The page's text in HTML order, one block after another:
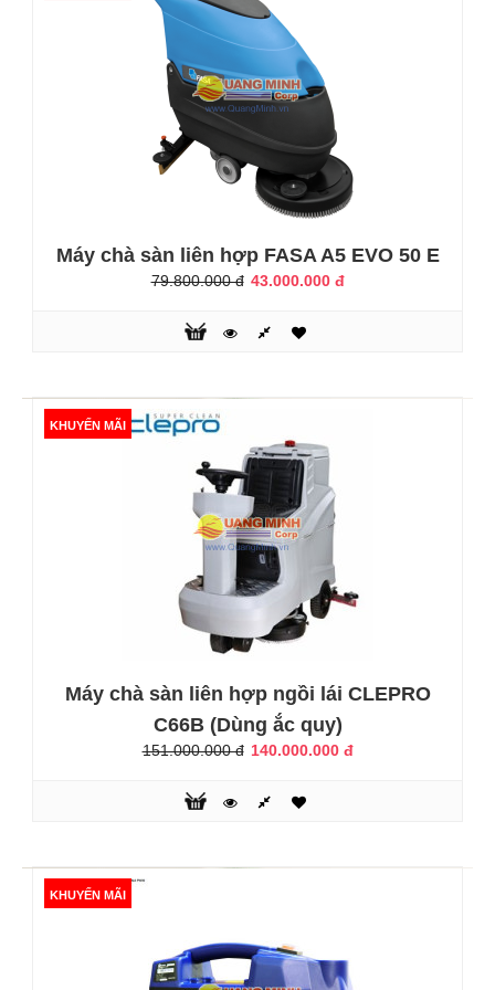
nước bẩn, đất, cát và dầu trên sàn nhà sạch tinh tươm.Đặc
biệt, máy có khả năng làm sạch các bề mặt sàn bằng chất
liệu khác nhau như..
Máy chà sàn liên hợp FASA A1-36E
46.500.000 đ 34.000.000 đ
Máy chà sàn liên hợp FA-SA A1-36E là dòng máy công
nghiệp đến từ thương hiệu máy vệ sinh nổi tiếng Fasa,
Italia. Máy được thiết kế với các bàn chải, bàn hút có thể
khời động làm việc trong cùng một lúc để tiến hành hút
nước bẩn, đất, cát và dầu trên sàn nhà sạch tinh tươm.Đặc
Máy chà sàn liên hợp FASA A5 EVO 50 E
79.800.000 đ 43.000.000 đ
KHUYẾN MÃI
Máy chà sàn liên hợp ngồi lái CLEPRO
C66B (Dùng ắc quy)
151.000.000 đ 140.000.000 đ
KHUYẾN MÃI